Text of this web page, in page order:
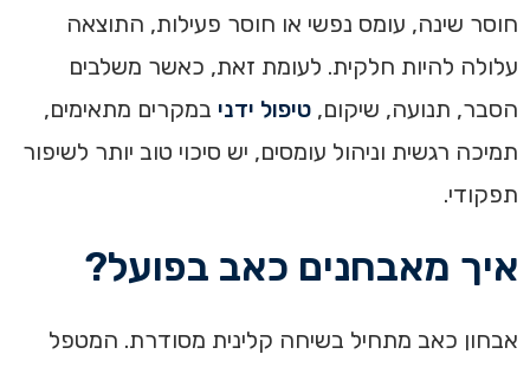
חוסר שינה, עומס נפשי או חוסר פעילות, התוצאה
עלולה להיות חלקית. לעומת זאת, כאשר משלבים
הסבר, תנועה, שיקום, טיפול ידני במקרים מתאימים,
תמיכה רגשית וניהול עומסים, יש סיכוי טוב יותר לשיפור
תפקודי.
איך מאבחנים כאב בפועל?
אבחון כאב מתחיל בשיחה קלינית מסודרת. המטפל